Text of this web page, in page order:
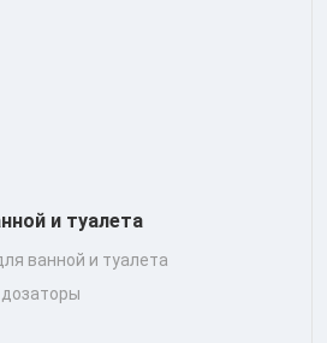
и туалета
ванной и туалета